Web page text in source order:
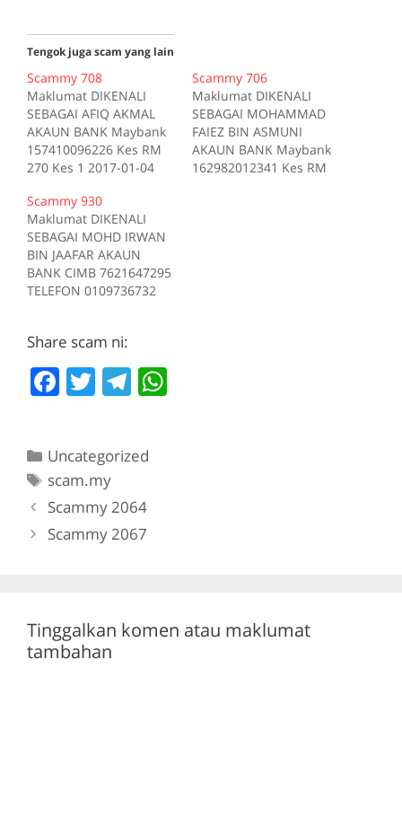
Tengok juga scam yang lain
Scammy 708
Maklumat DIKENALI
SEBAGAI AFIQ AKMAL
AKAUN BANK Maybank
157410096226 Kes RM
270 Kes 1 2017-01-04
Sumber scam.my id:708
Scammy 706
Maklumat DIKENALI
SEBAGAI MOHAMMAD
FAIEZ BIN ASMUNI
AKAUN BANK Maybank
162982012341 Kes RM
Scammy 930
Maklumat DIKENALI
SEBAGAI MOHD IRWAN
BIN JAAFAR AKAUN
BANK CIMB 7621647295
TELEFON 0109736732
deskripsi Sumber
Share scam ni:
F
e
b
o
T
er
T
gr
a
m
Categories
Uncategorized
Tags
scam.my
Scammy 2064
Scammy 2067
Tinggalkan komen atau maklumat
tambahan